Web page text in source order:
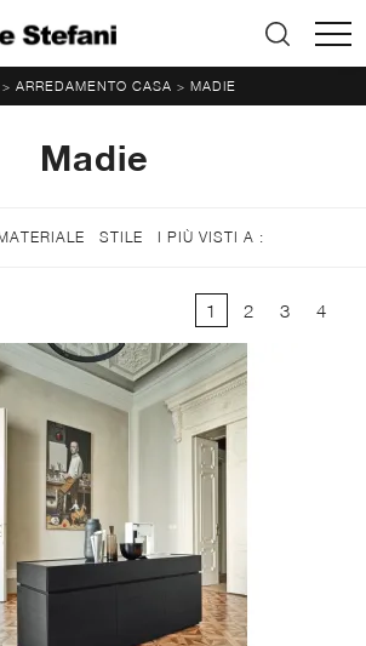
> ARREDAMENTO CASA > MADIE
Madie
STILE I PIÙ VISTI A :
1 2 3 4